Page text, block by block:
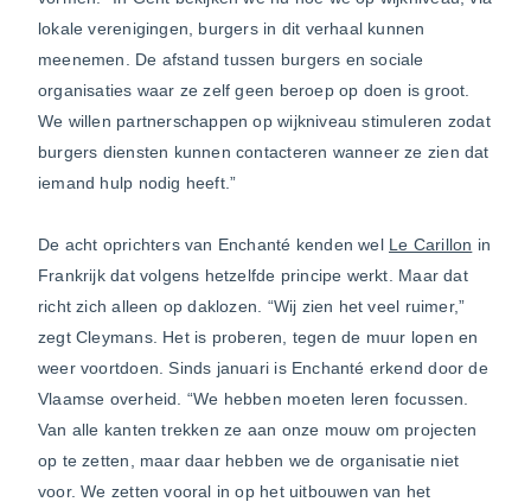
lokale verenigingen, burgers in dit verhaal kunnen
meenemen. De afstand tussen burgers en sociale
organisaties waar ze zelf geen beroep op doen is groot.
We willen partnerschappen op wijkniveau stimuleren zodat
burgers diensten kunnen contacteren wanneer ze zien dat
iemand hulp nodig heeft.”
De acht oprichters van Enchanté kenden wel Le Carillon in
Frankrijk dat volgens hetzelfde principe werkt. Maar dat
richt zich alleen op daklozen. “Wij zien het veel ruimer,”
zegt Cleymans. Het is proberen, tegen de muur lopen en
weer voortdoen. Sinds januari is Enchanté erkend door de
Vlaamse overheid. “We hebben moeten leren focussen.
Van alle kanten trekken ze aan onze mouw om projecten
op te zetten, maar daar hebben we de organisatie niet
voor. We zetten vooral in op het uitbouwen van het